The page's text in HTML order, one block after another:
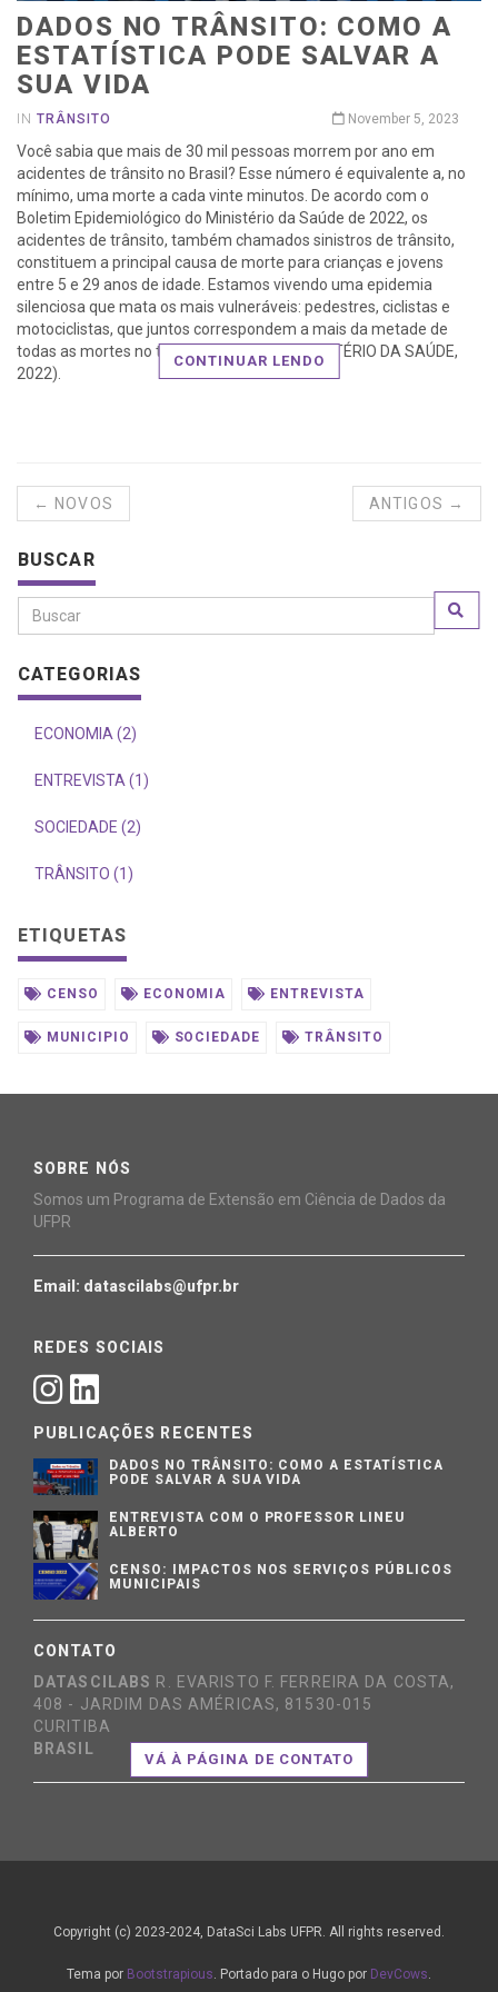
DADOS NO TRÂNSITO: COMO A
ESTATÍSTICA PODE SALVAR A
SUA VIDA
IN TRÂNSITO November 5, 2023
Você sabia que mais de 30 mil pessoas morrem por ano em
acidentes de trânsito no Brasil? Esse número é equivalente a, no
mínimo, uma morte a cada vinte minutos. De acordo com o
Boletim Epidemiológico do Ministério da Saúde de 2022, os
acidentes de trânsito, também chamados sinistros de trânsito,
constituem a principal causa de morte para crianças e jovens
entre 5 e 29 anos de idade. Estamos vivendo uma epidemia
silenciosa que mata os mais vulneráveis: pedestres, ciclistas e
motociclistas, que juntos correspondem a mais da metade de
todas as mortes no trânsito no mundo (MINISTÉRIO DA SAÚDE,
2022).
CONTINUAR LENDO
← NOVOS ANTIGOS →
BUSCAR
CATEGORIAS
ECONOMIA (2)
ENTREVISTA (1)
SOCIEDADE (2)
TRÂNSITO (1)
ETIQUETAS
CENSO ECONOMIA ENTREVISTA
MUNICIPIO SOCIEDADE TRÂNSITO
SOBRE NÓS
Somos um Programa de Extensão em Ciência de Dados da
UFPR
Email: datascilabs@ufpr.br
REDES SOCIAIS
PUBLICAÇÕES RECENTES
DADOS NO TRÂNSITO: COMO A ESTATÍSTICA
PODE SALVAR A SUA VIDA
ENTREVISTA COM O PROFESSOR LINEU
ALBERTO
CENSO: IMPACTOS NOS SERVIÇOS PÚBLICOS
MUNICIPAIS
CONTATO
DATASCILABS R. EVARISTO F. FERREIRA DA COSTA,
408 - JARDIM DAS AMÉRICAS, 81530-015
CURITIBA
BRASIL
VÁ À PÁGINA DE CONTATO
Copyright (c) 2023-2024, DataSci Labs UFPR. All rights reserved.
Tema por Bootstrapious. Portado para o Hugo por DevCows.